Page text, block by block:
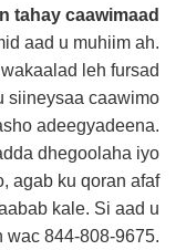
tahay caawimaad?
aad u muhiim ah.
leh fursad
siineysaa caawimo
adeegyadeena.
dhegoolaha iyo
agab ku qoran afaf
kale. Si aad u
wac 844-808-9675.